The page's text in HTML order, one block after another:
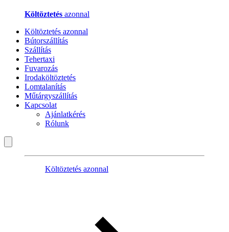
Költöztetés azonnal
Költöztetés azonnal
Bútorszállítás
Szállítás
Tehertaxi
Fuvarozás
Irodaköltöztetés
Lomtalanítás
Műtárgyszállítás
Kapcsolat
Ajánlatkérés
Rólunk
Költöztetés azonnal